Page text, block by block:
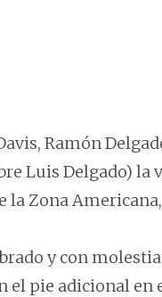
Ramón
Luis Delgado) la
la Zona
y con
el pie adicional en